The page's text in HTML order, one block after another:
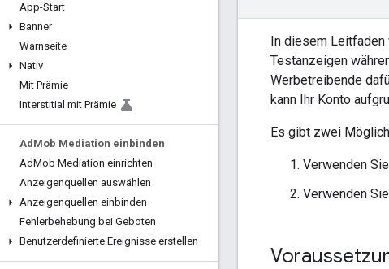
App-Start
Banner
Warnseite
Nativ
Mit Prämie
Interstitial mit Prämie
Ad Mob Mediation einbinden
AdMob Mediation einrichten
Anzeigenquellen auswählen
Anzeigenquellen einbinden
Fehlerbehebung bei Geboten
Benutzerdefinierte Ereignisse erstellen
In diesem Leitfaden
Testanzeigen
Werbetreibende
kann Ihr Konto
Es gibt zwei
Verwenden
Verwenden